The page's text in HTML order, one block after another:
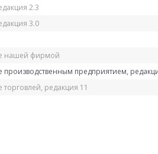
2.3
3.0
нашей фирмой
производственным предприятием,
торговлей, редакция 11